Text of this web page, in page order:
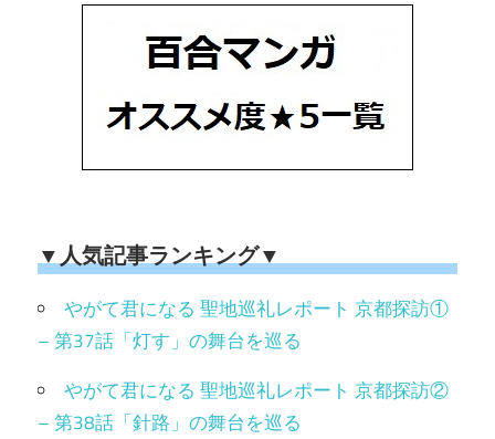
▼人気記事ランキング▼
やがて君になる 聖地巡礼レポート 京都探訪①
– 第37話「灯す」の舞台を巡る
やがて君になる 聖地巡礼レポート 京都探訪②
– 第38話「針路」の舞台を巡る